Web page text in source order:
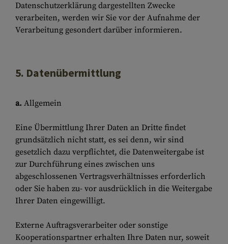
Datenschutzerklärung dargestellten Zwecke
verarbeiten, werden wir Sie vor der Aufnahme der
Verarbeitung gesondert darüber informieren.
5. Datenübermittlung
a. Allgemein
Eine Übermittlung Ihrer Daten an Dritte findet
grundsätzlich nicht statt, es sei denn, wir sind
gesetzlich dazu verpflichtet, die Datenweitergabe ist
zur Durchführung eines zwischen uns
abgeschlossenen Vertragsverhältnisses erforderlich
oder Sie haben zu- vor ausdrücklich in die Weitergabe
Ihrer Daten eingewilligt.
Externe Auftragsverarbeiter oder sonstige
Kooperationspartner erhalten Ihre Daten nur, soweit